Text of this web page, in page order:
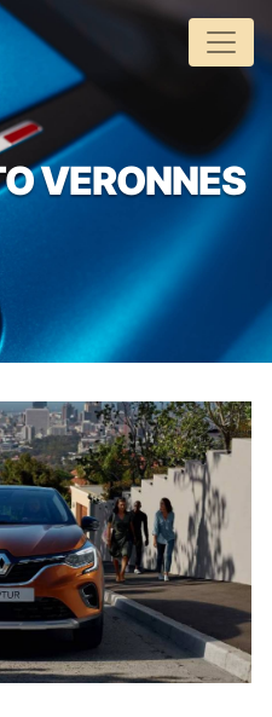
VERONNES